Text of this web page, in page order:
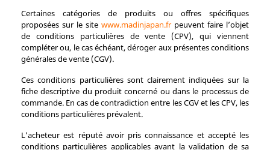
Certaines catégories de produits ou offres spécifiques
proposées sur le site www.madinjapan.frpeuvent faire l’objet
de conditions particulières de vente (CPV), qui viennent
compléter ou, le cas échéant, déroger aux présentes conditions
générales de vente (CGV).
Ces conditions particulières sont clairement indiquées sur la
fiche descriptive du produit concerné ou dans le processus de
commande. En cas de contradiction entre les CGV et les CPV, les
conditions particulières prévalent.
L’acheteur est réputé avoir pris connaissance et accepté les
conditions particulières applicables avant la validation de sa